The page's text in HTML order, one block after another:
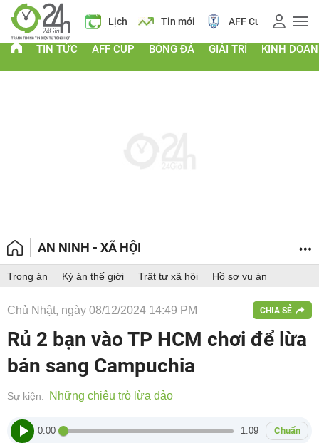
Giá vàng Lịch Tin mới AFF Cup Giá
TIN TỨC AFF CUP BÓNG ĐÁ GIẢI TRÍ KINH
AN NINH - XÃ HỘI
Trọng án Kỳ án thế giới Trật tự xã hội Hồ sơ vụ án
Chủ Nhật, ngày 08/12/2024 14:49 PM CHIA SẺ
Rủ 2 bạn vào TP HCM chơi để lừa
bán sang Campuchia
Sự kiện: Những chiêu trò lừa đảo
0:00 1:09 Chuẩn